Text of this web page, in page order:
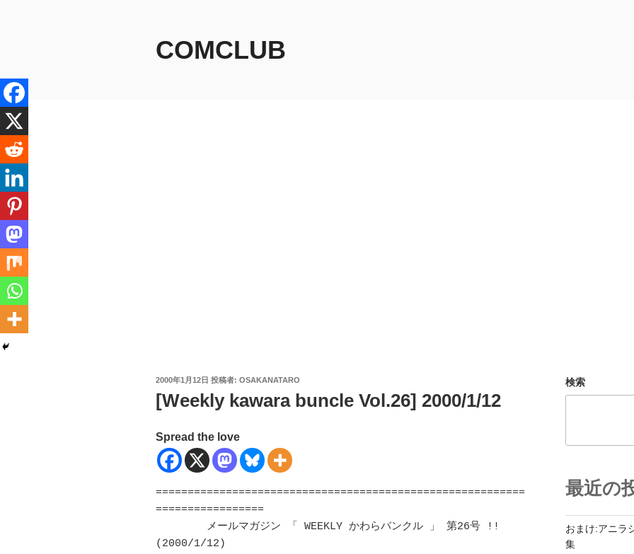
へ
ス
キ
プ
COMCLUB
投
日:
2000年1月12日 投稿者: OSAKANATARO
[Weekly kawara buncle Vol.26] 2000/1/12
Spread the love
==========================================================
=================
(2000/1/12)
検索
最近の
おまけ:アニラ
集